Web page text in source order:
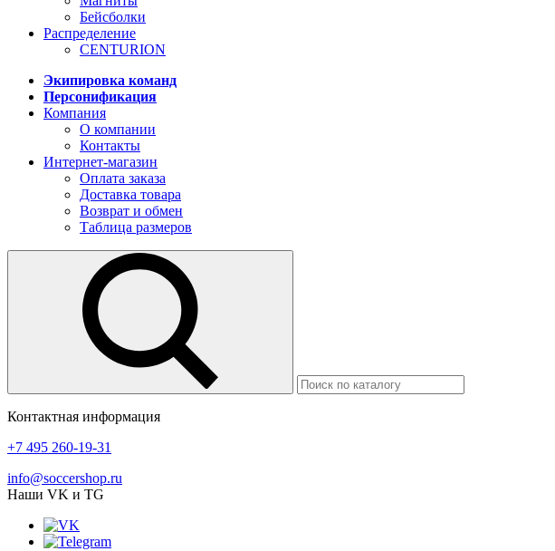
Бейсболки
Распределение
CENTURION
Экипировка команд
Персонификация
Компания
О компании
Контакты
Интернет-магазин
Оплата заказа
Доставка товара
Возврат и обмен
Таблица размеров
Контактная информация
+7 495 260-19-31
info@soccershop.ru
Наши VK и TG